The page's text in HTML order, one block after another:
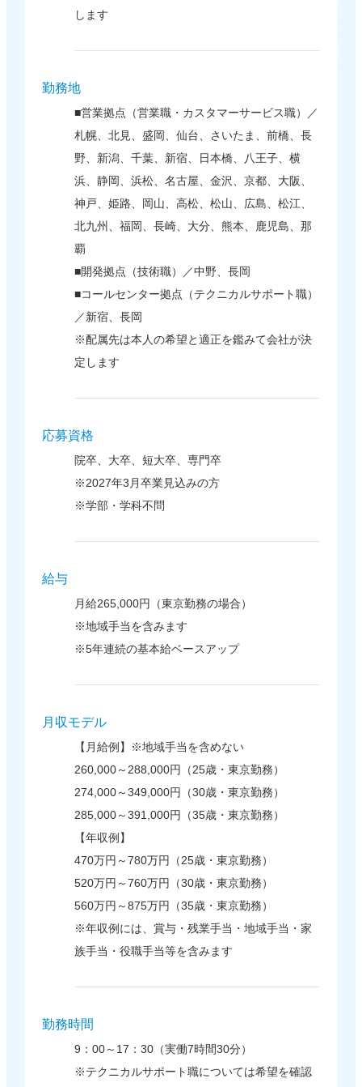
します
勤務地
■営業拠点（営業職・カスタマーサービス職）／
札幌、北見、盛岡、仙台、さいたま、前橋、長
野、新潟、千葉、新宿、日本橋、八王子、横
浜、静岡、浜松、名古屋、金沢、京都、大阪、
神戸、姫路、岡山、高松、松山、広島、松江、
北九州、福岡、長崎、大分、熊本、鹿児島、那
覇
■開発拠点（技術職）／中野、長岡
■コールセンター拠点（テクニカルサポート職）
／新宿、長岡
※配属先は本人の希望と適正を鑑みて会社が決
定します
応募資格
院卒、大卒、短大卒、専門卒
※2027年3月卒業見込みの方
※学部・学科不問
給与
月給265,000円（東京勤務の場合）
※地域手当を含みます
※5年連続の基本給ベースアップ
月収モデル
【月給例】※地域手当を含めない
260,000～288,000円（25歳・東京勤務）
274,000～349,000円（30歳・東京勤務）
285,000～391,000円（35歳・東京勤務）
【年収例】
470万円～780万円（25歳・東京勤務）
520万円～760万円（30歳・東京勤務）
560万円～875万円（35歳・東京勤務）
※年収例には、賞与・残業手当・地域手当・家
族手当・役職手当等を含みます
勤務時間
9：00～17：30（実働7時間30分）
※テクニカルサポート職については希望を確認